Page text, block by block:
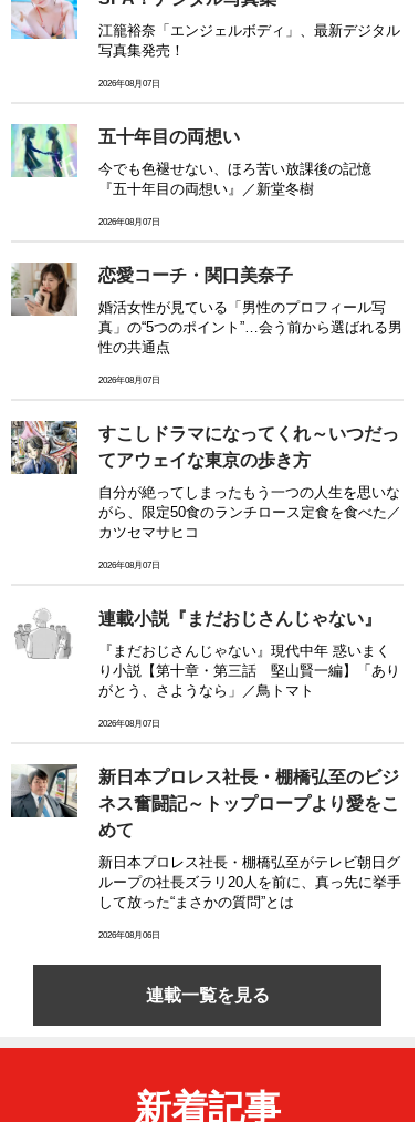
江籠裕奈「エンジェルボディ」、最新デジタル
写真集発売！
2026年08月07日
五十年目の両想い
今でも色褪せない、ほろ苦い放課後の記憶
『五十年目の両想い』／新堂冬樹
2026年08月07日
恋愛コーチ・関口美奈子
婚活女性が見ている「男性のプロフィール写
真」の“5つのポイント”…会う前から選ばれる男
性の共通点
2026年08月07日
すこしドラマになってくれ～いつだっ
てアウェイな東京の歩き方
自分が絶ってしまったもう一つの人生を思いな
がら、限定50食のランチロース定食を食べた／
カツセマサヒコ
2026年08月07日
連載小説『まだおじさんじゃない』
『まだおじさんじゃない』現代中年 惑いまく
り小説【第十章・第三話 堅山賢一編】「あり
がとう、さようなら」／鳥トマト
2026年08月07日
新日本プロレス社長・棚橋弘至のビジ
ネス奮闘記～トップロープより愛をこ
めて
新日本プロレス社長・棚橋弘至がテレビ朝日グ
ループの社長ズラリ20人を前に、真っ先に挙手
して放った“まさかの質問”とは
2026年08月06日
連載一覧を見る
新着記事